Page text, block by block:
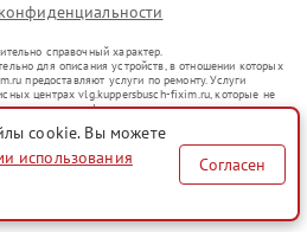
справочный характер.
для описания устройств, в отношении которых
предоставляют услуги по ремонту. Услуги
центрах vlg.kuppersbusch-fixim.ru, которые не
или их официальными представителями.
введенных в гражданский оборот в соответствии
цели индивидуализации услуг или введения
информирования о предоставляемых услугах по
публичной офертой, определяемой
кодекса РФ
cookie. Вы можете
использования
Согласен